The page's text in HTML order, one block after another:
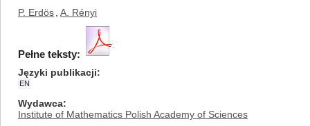
P. Erdös A. Rényi
Pełne teksty:
Języki publikacji
EN
Wydawca
Institute of Mathematics Polish Academy of Sciences